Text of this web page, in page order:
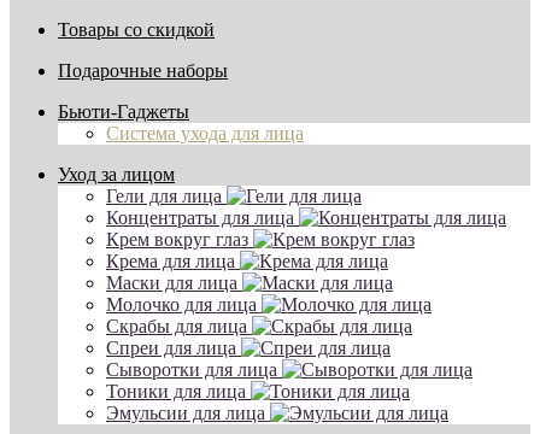
Товары со скидкой
Подарочные наборы
Бьюти-Гаджеты
Система ухода для лица
Уход за лицом
Гели для лица
Концентраты для лица
Крем вокруг глаз
Крема для лица
Маски для лица
Молочко для лица
Скрабы для лица
Спреи для лица
Сыворотки для лица
Тоники для лица
Эмульсии для лица